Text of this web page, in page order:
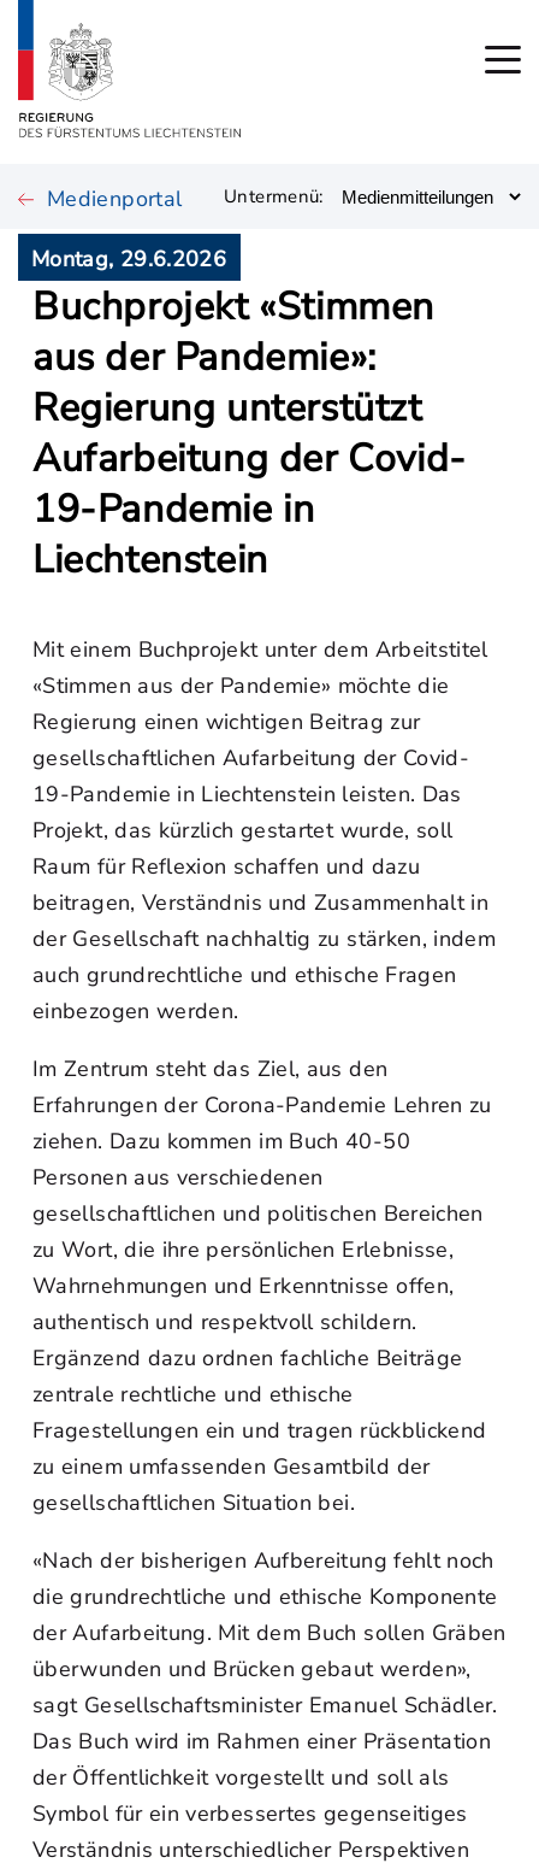
Medienportal Untermenü:
Montag, 29.6.2026
Buchprojekt «Stimmen
aus der Pandemie»:
Regierung unterstützt
Aufarbeitung der Covid-
19-Pandemie in
Liechtenstein
Mit einem Buchprojekt unter dem Arbeitstitel
«Stimmen aus der Pandemie» möchte die
Regierung einen wichtigen Beitrag zur
gesellschaftlichen Aufarbeitung der Covid-
19-Pandemie in Liechtenstein leisten. Das
Projekt, das kürzlich gestartet wurde, soll
Raum für Reflexion schaffen und dazu
beitragen, Verständnis und Zusammenhalt in
der Gesellschaft nachhaltig zu stärken, indem
auch grundrechtliche und ethische Fragen
einbezogen werden.
Im Zentrum steht das Ziel, aus den
Erfahrungen der Corona-Pandemie Lehren zu
ziehen. Dazu kommen im Buch 40-50
Personen aus verschiedenen
gesellschaftlichen und politischen Bereichen
zu Wort, die ihre persönlichen Erlebnisse,
Wahrnehmungen und Erkenntnisse offen,
authentisch und respektvoll schildern.
Ergänzend dazu ordnen fachliche Beiträge
zentrale rechtliche und ethische
Fragestellungen ein und tragen rückblickend
zu einem umfassenden Gesamtbild der
gesellschaftlichen Situation bei.
«Nach der bisherigen Aufbereitung fehlt noch
die grundrechtliche und ethische Komponente
der Aufarbeitung. Mit dem Buch sollen Gräben
überwunden und Brücken gebaut werden»,
sagt Gesellschaftsminister Emanuel Schädler.
Das Buch wird im Rahmen einer Präsentation
der Öffentlichkeit vorgestellt und soll als
Symbol für ein verbessertes gegenseitiges
Verständnis unterschiedlicher Perspektiven